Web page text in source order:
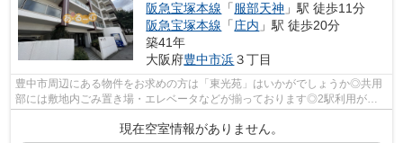
阪急宝塚本線 「服部天神 」駅 徒歩11分
阪急宝塚本線 「庄内 」駅 徒歩20分
築41年
大阪府豊中市浜３丁目
豊中市周辺にある物件をお求めの方は「東光苑」はいかがでしょうか◎共用
部には敷地内ごみ置き場・エレベータなどが揃っております◎2駅利用がで
きるので電車の利用に役立つ物件です◎防...
現在空室情報がありません。